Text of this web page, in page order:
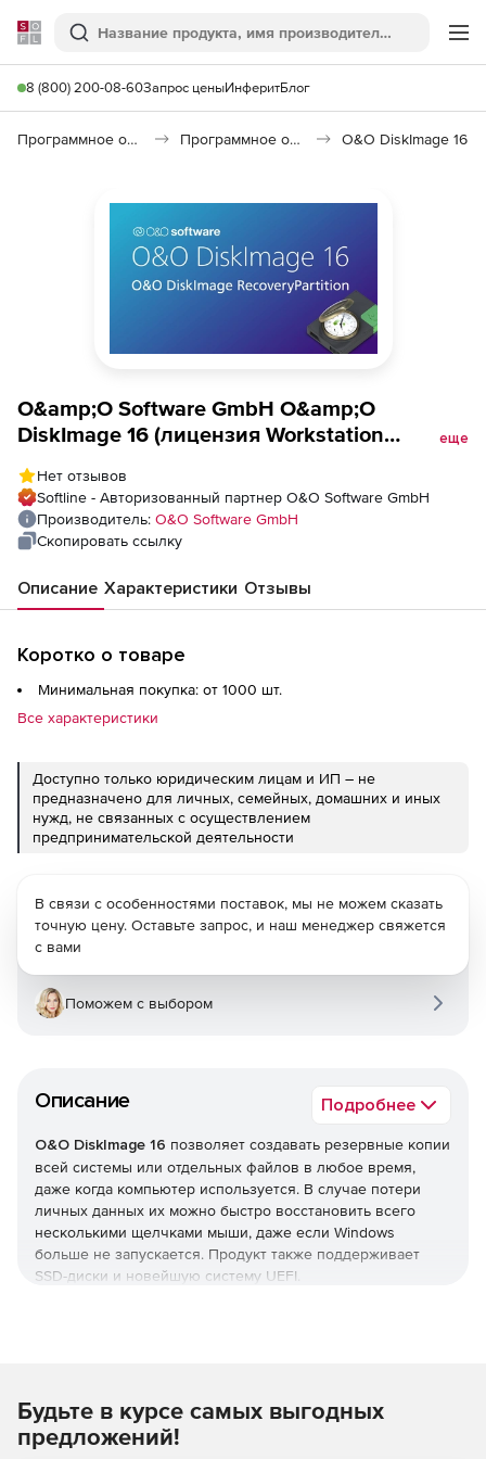
Softline
Поиск
8 (800) 200-08-60Запрос ценыИнферитБлог
Программное обеспечение для работы с файлами и дисками Программное обеспечение для резервного копирования O&O DiskImage 16
O&amp;O Software GmbH O&amp;O
DiskImage 16 (лицензия Workstation
еще
Нет отзывов
Softline - Авторизованный партнер O&O Software GmbH
Производитель: O&O Software GmbH
Скопировать ссылку
Описание Характеристики Отзывы
Коротко о товаре
Минимальная покупка: от 1000 шт.
Все характеристики
Доступно только юридическим лицам и ИП – не
предназначено для личных, семейных, домашних и иных
нужд, не связанных с осуществлением
предпринимательской деятельности
Описание Подробнее
O&O DiskImage 16 позволяет создавать резервные копии
всей системы или отдельных файлов в любое время,
даже когда компьютер используется. В случае потери
личных данных их можно быстро восстановить всего
несколькими щелчками мыши, даже если Windows
больше не запускается. Продукт также поддерживает
SSD-диски и новейшую систему UEFI.
которого отличается от исходного.
Благодаря интеграции в систему O&O DiskImage
В связи с особенностями поставок, мы не можем сказать
точную цену. Оставьте запрос, и наш менеджер свяжется
с вами
Поможем с выбором
Будьте в курсе самых выгодных
предложений!